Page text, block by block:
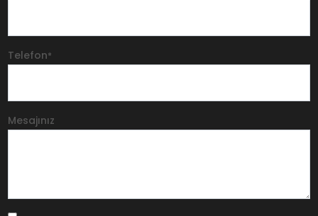
Telefon*
Mesajınız